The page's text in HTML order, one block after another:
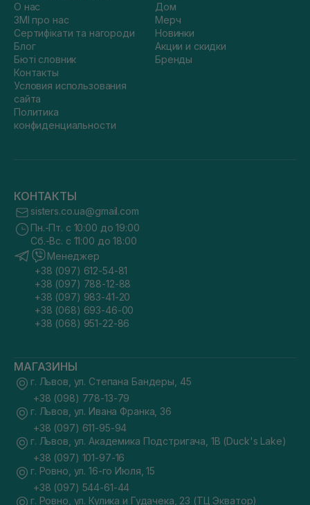
О нас
ЗМІ про нас
Сертифікати та нагороди
Блог
Бюті словник
Контакты
Условия использования
сайта
Политика
конфиденциальности
Дом
Мерч
Новинки
Акции и скидки
Бренды
КОНТАКТЫ
sisters.co.ua@gmail.com
Пн.-Пт. с 10:00 до 19:00
Сб.-Вс. с 11:00 до 18:00
Менеджер
+38 (097) 612-54-81
+38 (097) 788-12-88
+38 (097) 983-41-20
+38 (068) 693-46-00
+38 (068) 951-22-86
МАГАЗИНЫ
г. Львов, ул. Степана Бандеры, 45
+38 (098) 778-13-79
г. Львов, ул. Ивана Франка, 36
+38 (097) 611-95-94
г. Львов, ул. Академика Подстригача, 1В (Duck's Lake)
+38 (097) 101-97-16
г. Ровно, ул. 16-го Июля, 15
+38 (097) 544-61-44
г. Ровно, ул. Кулика и Гудачека, 23 (ТЦ Экватор)